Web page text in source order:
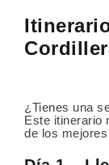
¿Tienes una
Este itinerario
de los